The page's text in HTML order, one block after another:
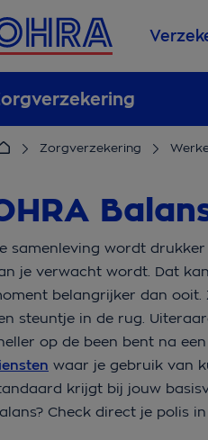
Zorgverzekering
samenleving wordt
je verwacht wordt. Dat
belangrijker dan ooit.
steuntje in de rug.
op de been bent na
waar je gebruik van
krijgt bij jouw
Check direct je polis in